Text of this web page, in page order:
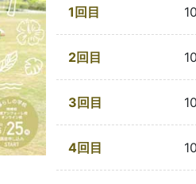
1回目
2回目
3回目
4回目